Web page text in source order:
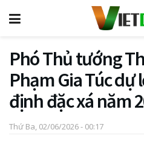
Phó Thủ tướng
Phạm Gia Túc dự
định đặc xá năm
Thứ Ba, 02/06/2026 - 00:17